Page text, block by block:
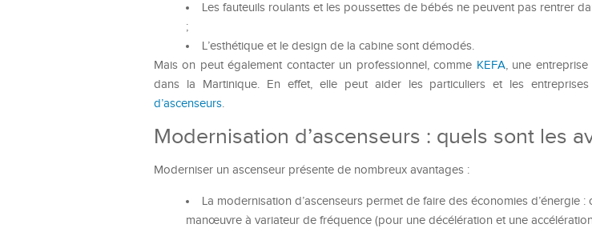
Les fauteuils roulants et les poussettes de bébés ne peuvent pas rentrer
;
L’esthétique et le design de la cabine sont démodés.
Mais on peut également contacter un professionnel, comme KEFA, une entreprise
dans la Martinique. En effet, elle peut aider les particuliers et les
d’ascenseurs.
Modernisation d’ascenseurs : quels sont les
Moderniser un ascenseur présente de nombreux avantages :
La modernisation d’ascenseurs permet de faire des économies d’énergie :
manœuvre à variateur de fréquence (pour une décélération et une